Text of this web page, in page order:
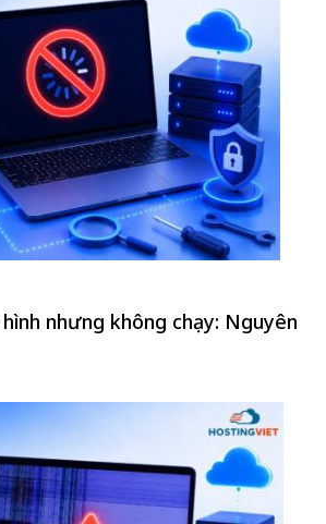
nhưng không chạy: Nguyên